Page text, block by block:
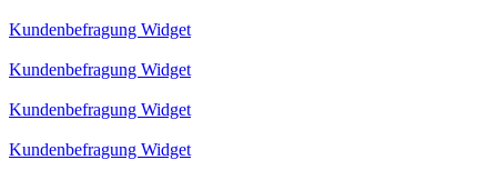
Kundenbefragung Widget
Kundenbefragung Widget
Kundenbefragung Widget
Kundenbefragung Widget